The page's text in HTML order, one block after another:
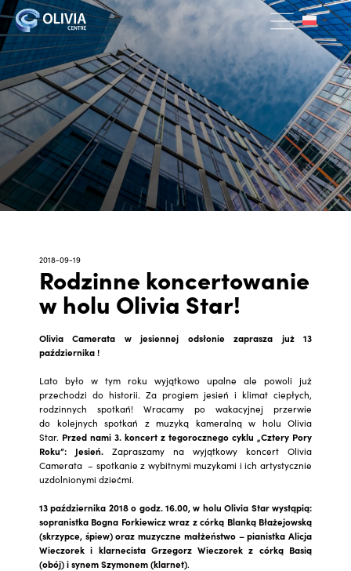
2018-09-19
Rodzinne koncertowanie
w holu Olivia Star!
Olivia Camerata w jesiennej odsłonie zaprasza już 13
października !
Lato było w tym roku wyjątkowo upalne ale powoli już
przechodzi do historii. Za progiem jesień i klimat ciepłych,
rodzinnych spotkań! Wracamy po wakacyjnej przerwie
do kolejnych spotkań z muzyką kameralną w holu Olivia
Star. Przed nami 3. koncert z tegorocznego cyklu „Cztery Pory
Roku”: Jesień. Zapraszamy na wyjątkowy koncert Olivia
Camerata – spotkanie z wybitnymi muzykami i ich artystycznie
uzdolnionymi dziećmi.
13 października 2018 o godz. 16.00, w holu Olivia Star wystąpią:
sopranistka Bogna Forkiewicz wraz z córką Blanką Błażejowską
(skrzypce, śpiew) oraz muzyczne małżeństwo – pianistka Alicja
Wieczorek i klarnecista Grzegorz Wieczorek z córką Basią
(obój) i synem Szymonem (klarnet).